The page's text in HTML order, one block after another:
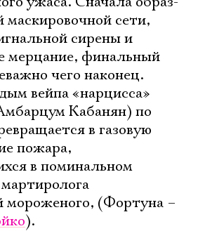
маскировочной сети,
сирены и
мерцание, финальный
чего наконец.
вейпа «нарцисса»
Кабанян) по
в газовую
пожара,
в поминальном
мороженого, (Фортуна –
).